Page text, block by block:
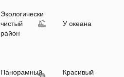
Экологически
чистый
район
У океана
Панорамный
Красивый